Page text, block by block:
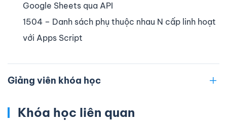
Google Sheets qua API
1504 – Danh sách phụ thuộc nhau N cấp linh hoạt
với Apps Script
Giảng viên khóa học
Khóa học liên quan